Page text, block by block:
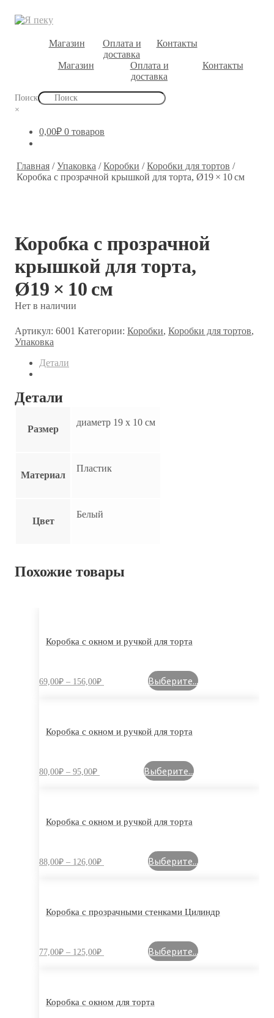
Магазин
Оплата и
доставка
Контакты
Магазин
Оплата и
доставка
Контакты
Поиск
×
0,00₽ 0 товаров
Главная /Упаковка /Коробки /Коробки для тортов /
Коробка с прозрачной крышкой для торта, Ø19 × 10 см
Коробка с прозрачной
крышкой для торта,
Ø19 × 10 см
Нет в наличии
Артикул: 6001 Категории: Коробки, Коробки для тортов,
Упаковка
Детали
Детали
Размер
диаметр 19 х 10 см
Материал
Пластик
Цвет
Белый
Похожие товары
Коробка с окном и ручкой для торта
69,00₽ – 156,00₽ Выберите...
Коробка с окном и ручкой для торта
80,00₽ – 95,00₽ Выберите...
Коробка с окном и ручкой для торта
88,00₽ – 126,00₽ Выберите...
Коробка с прозрачными стенками Цилиндр
77,00₽ – 125,00₽ Выберите...
Коробка с окном для торта